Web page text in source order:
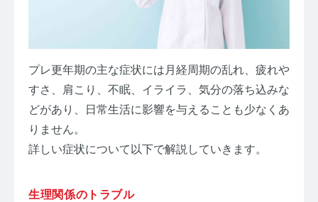
プレ更年期の主な症状には月経周期の乱れ、疲れや
すさ、肩こり、不眠、イライラ、気分の落ち込みな
どがあり、日常生活に影響を与えることも少なくあ
りません。
詳しい症状について以下で解説していきます。
生理関係のトラブル